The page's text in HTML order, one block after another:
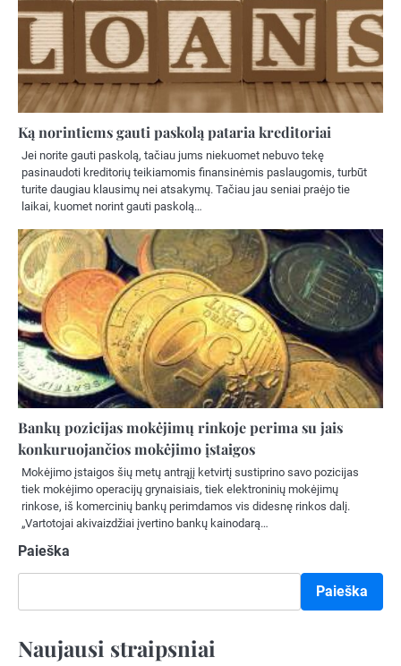
Ką norintiems gauti paskolą pataria kreditoriai
Jei norite gauti paskolą, tačiau jums niekuomet nebuvo tekę
pasinaudoti kreditorių teikiamomis finansinėmis paslaugomis, turbūt
turite daugiau klausimų nei atsakymų. Tačiau jau seniai praėjo tie
laikai, kuomet norint gauti paskolą…
Bankų pozicijas mokėjimų rinkoje perima su jais
konkuruojančios mokėjimo įstaigos
Mokėjimo įstaigos šių metų antrąjį ketvirtį sustiprino savo pozicijas
tiek mokėjimo operacijų grynaisiais, tiek elektroninių mokėjimų
rinkose, iš komercinių bankų perimdamos vis didesnę rinkos dalį.
„Vartotojai akivaizdžiai įvertino bankų kainodarą…
Paieška
Paieška
Naujausi straipsniai